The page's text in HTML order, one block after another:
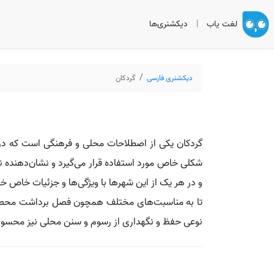
لغت یاب | دیکشنری‌ها
دیکشنری فارسی گردکان
گردکان یکی از اصطلاحات محلی و فرهنگی است که در
شکلی خاص مورد استفاده قرار می‌گیرد و نشان‌دهنده
و در هر یک از این شهرها با ویژگی‌ها و جزئیات خاص
تا به مناسبت‌های مختلف همچون فصل برداشت
نوعی حفظ و نگهداری از رسوم و سنن محلی نیز